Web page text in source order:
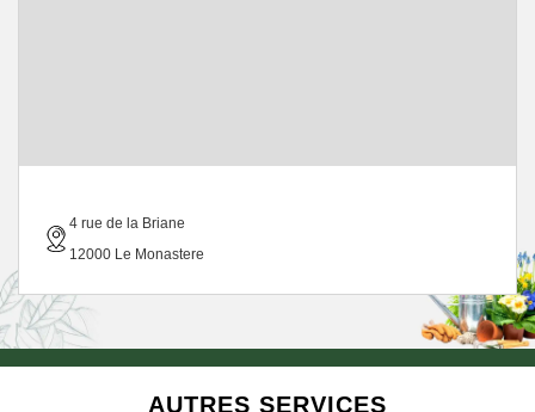
4 rue de la Briane
12000 Le Monastere
AUTRES SERVICES